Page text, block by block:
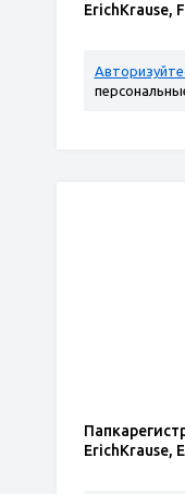
ErichKrause,
ErichKrause,